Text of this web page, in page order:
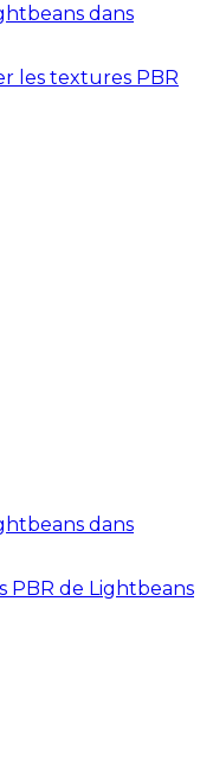
dans
les textures PBR
dans
PBR de Lightbeans